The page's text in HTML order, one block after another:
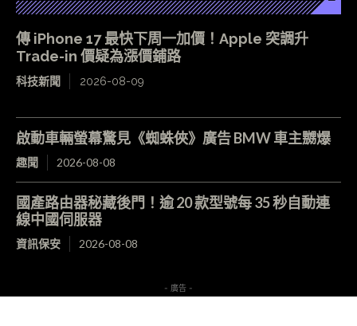
傳 iPhone 17 最快下周一加價！Apple 突調升
Trade-in 價疑為漲價鋪路
科技新聞 2026-08-09
啟動車輛螢幕驚見《蜘蛛俠》廣告 BMW 車主嬲爆
趣聞 2026-08-08
國產路由器秘藏後門！逾 20 款型號每 35 秒自動連
線中國伺服器
資訊保安 2026-08-08
- 廣告 -